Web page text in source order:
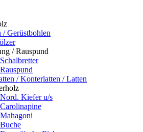
/ Gerüstbohlen
/ Rauspund
Schalbretter
Rauspund
/ Konterlatten / Latten
Nord. Kiefer u/s
Carolinapine
Mahagoni
Buche